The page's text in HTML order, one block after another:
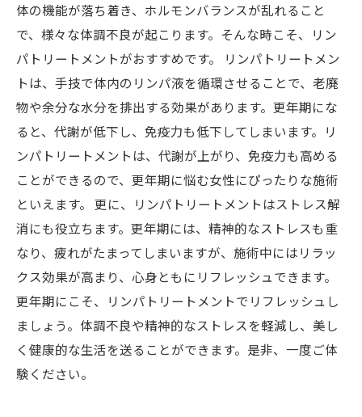
体の機能が落ち着き、ホルモンバランスが乱れること
で、様々な体調不良が起こります。そんな時こそ、リン
パトリートメントがおすすめです。 リンパトリートメン
トは、手技で体内のリンパ液を循環させることで、老廃
物や余分な水分を排出する効果があります。更年期にな
ると、代謝が低下し、免疫力も低下してしまいます。リ
ンパトリートメントは、代謝が上がり、免疫力も高める
ことができるので、更年期に悩む女性にぴったりな施術
といえます。 更に、リンパトリートメントはストレス解
消にも役立ちます。更年期には、精神的なストレスも重
なり、疲れがたまってしまいますが、施術中にはリラッ
クス効果が高まり、心身ともにリフレッシュできます。
更年期にこそ、リンパトリートメントでリフレッシュし
ましょう。体調不良や精神的なストレスを軽減し、美し
く健康的な生活を送ることができます。是非、一度ご体
験ください。